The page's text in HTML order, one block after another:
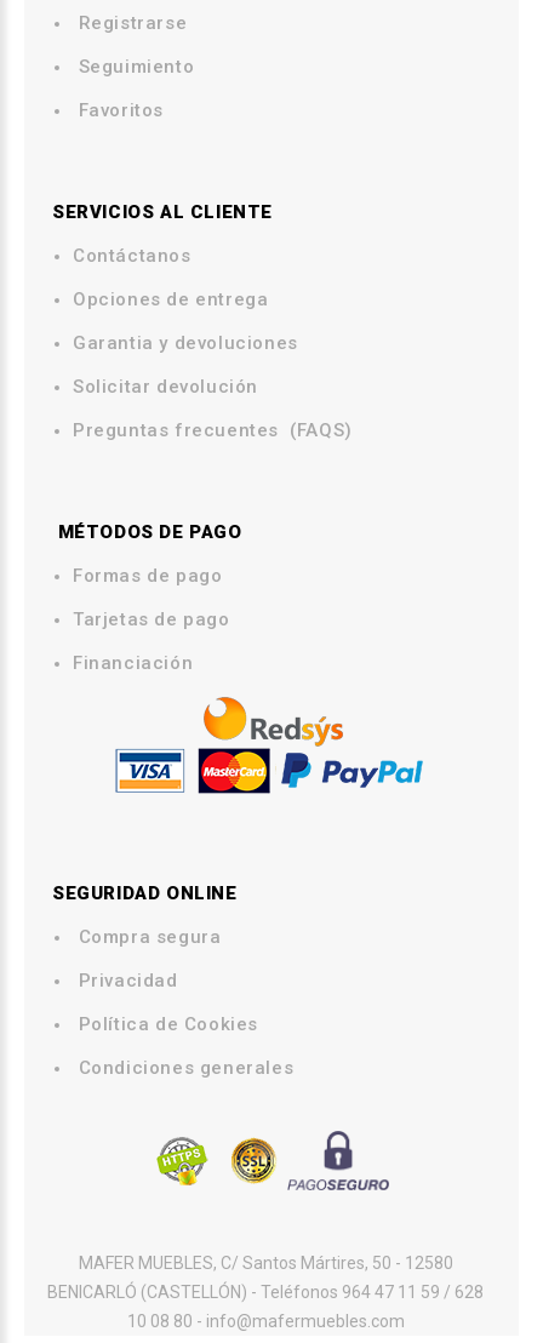
Registrarse
Seguimiento
Favoritos
SERVICIOS AL CLIENTE
Contáctanos
Opciones de entrega
Garantia y devoluciones
Solicitar devolución
Preguntas frecuentes (FAQS)
MÉTODOS DE PAGO
Formas de pago
Tarjetas de pago
Financiación
SEGURIDAD ONLINE
Compra segura
Privacidad
Política de Cookies
Condiciones generales
MAFER MUEBLES, C/ Santos Mártires, 50 - 12580
BENICARLÓ (CASTELLÓN) - Teléfonos 964 47 11 59 / 628
10 08 80 - info@mafermuebles.com